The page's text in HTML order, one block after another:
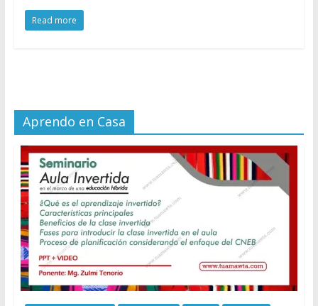
Read more
Aprendo en Casa